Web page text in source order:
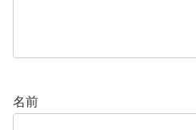
名前